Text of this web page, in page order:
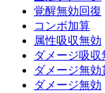
覚醒無効回復
コンボ加算
属性吸収無効
ダメージ吸収
ダメージ無効
ダメージ無効